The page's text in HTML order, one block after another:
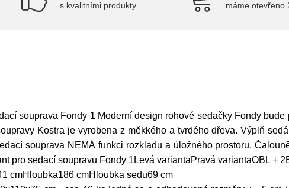
s kvalitními produkty máme otevřeno
souprava Fondy 1 Moderní design rohové sedačky Fondy bude
Kostra je vyrobena z měkkého a tvrdého dřeva. Výplň
souprava NEMÁ funkci rozkladu a úložného prostoru.
pro sedací soupravu Fondy 1Levá variantaPravá variantaOBL +
cmHloubka186 cmHloubka sedu69 cm